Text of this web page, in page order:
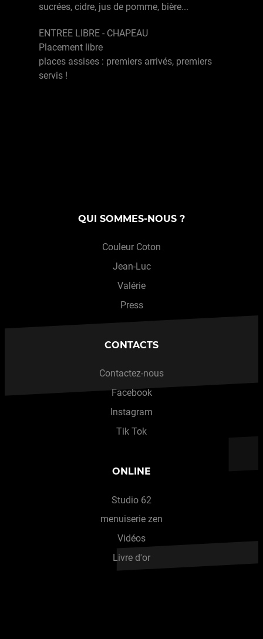
sucrées, cidre, jus de pomme, bière...
ENTREE LIBRE - CHAPEAU
Placement libre
places assises : premiers arrivés, premiers
servis !
QUI SOMMES-NOUS ?
Couleur Coton
Jean-Luc
Valérie
Press
CONTACTS
Contactez-nous
Facebook
Instagram
Tik Tok
ONLINE
Studio 62
menuiserie zen
Vidéos
Livre d'or